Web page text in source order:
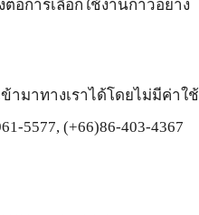
อการเลือกใช้งานกาวอย่าง
มาทางเราได้โดยไม่มีค่าใช้
5577, (+66)86-403-4367